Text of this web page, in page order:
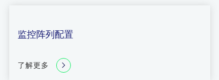
监控阵列配置
了解更多